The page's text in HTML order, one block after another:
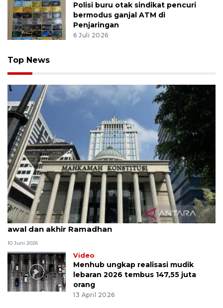
Polisi buru otak sindikat pencuri
bermodus ganjal ATM di
Penjaringan
6 Juli 2026
Top News
MK uji materi UU Peradilan Agama perihal isbat
awal dan akhir Ramadhan
10 Juni 2026
Video
Menhub ungkap realisasi mudik
lebaran 2026 tembus 147,55 juta
orang
13 April 2026